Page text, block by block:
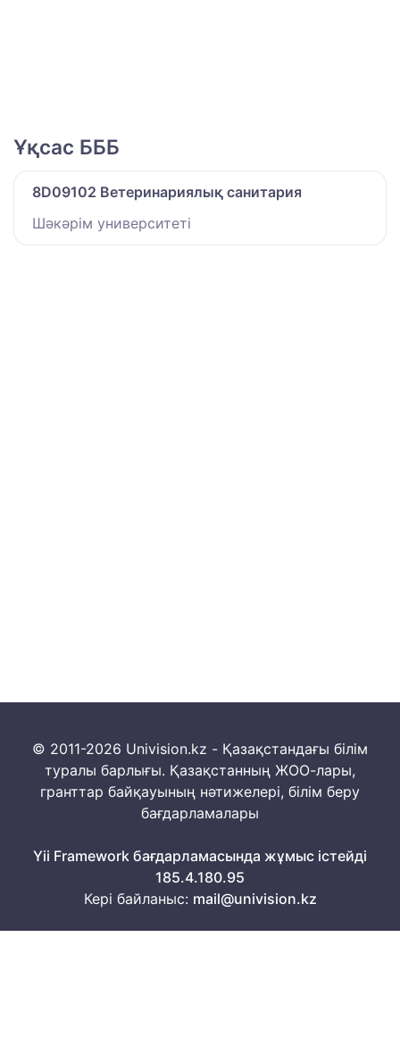
Ұқсас БББ
8D09102 Ветеринариялық санитария
Шәкәрім университеті
© 2011-2026 Univision.kz - Қазақстандағы білім
туралы барлығы. Қазақстанның ЖОО-лары,
гранттар байқауының нәтижелері, білім беру
бағдарламалары
Yii Framework бағдарламасында жұмыс істейді
185.4.180.95
Кері байланыс: mail@univision.kz